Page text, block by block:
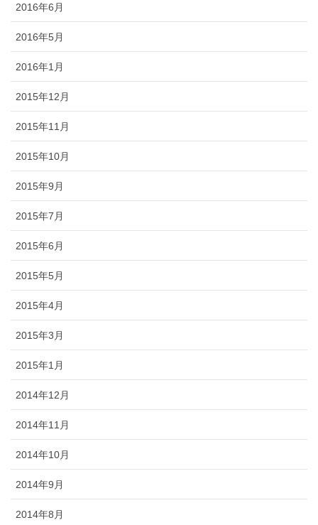
2016年6月
2016年5月
2016年1月
2015年12月
2015年11月
2015年10月
2015年9月
2015年7月
2015年6月
2015年5月
2015年4月
2015年3月
2015年1月
2014年12月
2014年11月
2014年10月
2014年9月
2014年8月